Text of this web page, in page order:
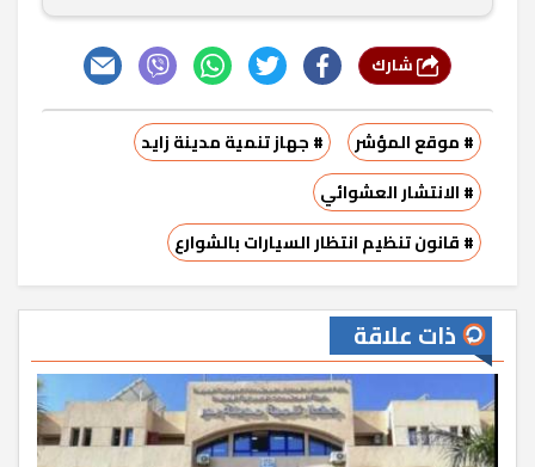
# موقع المؤشر
# جهاز تنمية مدينة زايد
# الانتشار العشوائي
# قانون تنظيم انتظار السيارات بالشوارع
ذات علاقة